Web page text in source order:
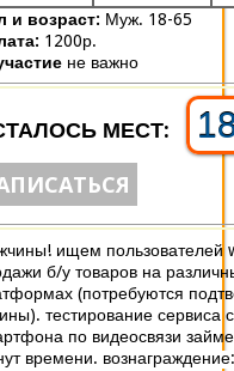
и возраст: Муж. 18-65
1200р.
не важно
МЕСТ:
ищем пользователей
б/у товаров на
(потребуются
тестирование сервиса
по видеосвязи
времени.